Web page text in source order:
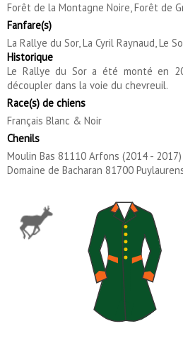
Forêt de la Montagne Noire, Forêt de
Fanfare(s)
La Rallye du Sor, La Cyril Raynaud, Le
Historique
Le Rallye du Sor a été monté en
découpler dans la voie du chevreuil.
Race(s) de chiens
Français Blanc & Noir
Chenils
Moulin Bas 81110 Arfons (2014 - 2017)
Domaine de Bacharan 81700